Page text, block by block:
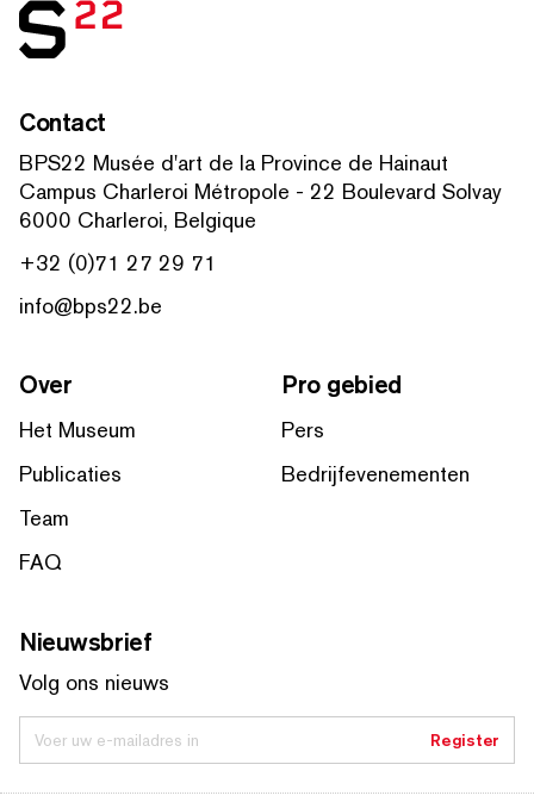
Contact
BPS22 Musée d'art de la Province de Hainaut
Campus Charleroi Métropole - 22 Boulevard Solvay
6000 Charleroi, Belgique
+32 (0)71 27 29 71
info@bps22.be
Over
Het Museum
Publicaties
Team
FAQ
Pro gebied
Pers
Bedrijfevenementen
Nieuwsbrief
Volg ons nieuws
Voer uw e-mailadres in Register